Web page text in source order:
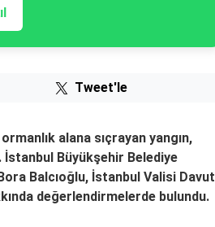
Tweet'le
alana sıçrayan yangın,
İstanbul Büyükşehir Belediye
Balcıoğlu, İstanbul Valisi Davut
değerlendirmelerde bulundu.